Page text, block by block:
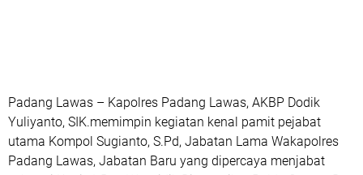
‎Padang Lawas – Kapolres Padang Lawas, AKBP Dodik
Yuliyanto, SIK.memimpin kegiatan kenal pamit pejabat
utama Kompol Sugianto, S.Pd, Jabatan Lama Wakapolres
Padang Lawas, Jabatan Baru yang dipercaya menjabat